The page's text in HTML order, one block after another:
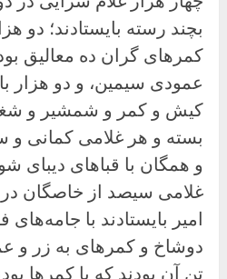
بچند رسته بایستادند؛ دو
کمرهای گران ده معالیق
عمودی سیمین، و دو هزار با
کیش و کمر و شمشیر و شغا
بسته و هر غلامی کمانی و
و همگان با قباهای دیبای
غلامی سیصد از خاصگان
امیر بایستادند با جامه‌های
دوشاخ و کمرهای به زر و
تن آن بودند که با کمرها